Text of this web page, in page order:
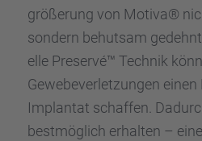
grö­ße­rung von Motiva®
sondern behut­sam
elle Preservé™ Technik
Gewebe­ver­let­zun­gen
Implan­tat schaf­fen.
bestmög­lich erhal­ten –